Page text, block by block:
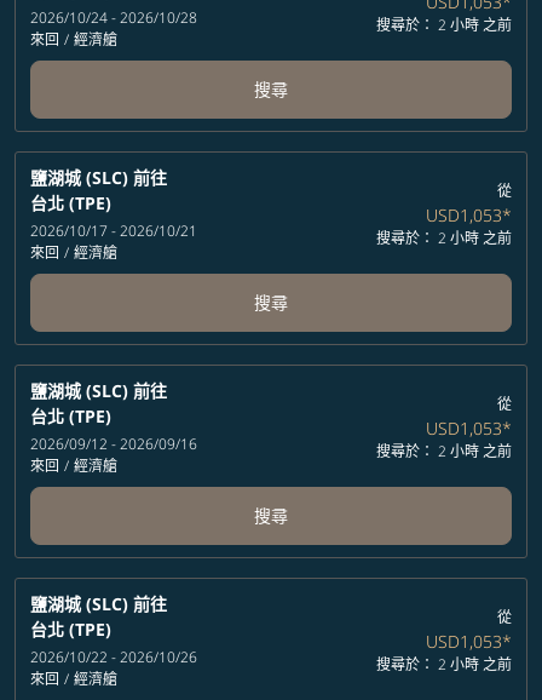
2026/10/24 - 2026/10/28
來回 / 經濟艙
搜尋於： 2 小時 之前
搜尋
鹽湖城 (SLC) 前往
台北 (TPE)
2026/10/17 - 2026/10/21
來回 / 經濟艙
從
USD1,053*
搜尋於： 2 小時 之前
搜尋
鹽湖城 (SLC) 前往
台北 (TPE)
2026/09/12 - 2026/09/16
來回 / 經濟艙
從
USD1,053*
搜尋於： 2 小時 之前
搜尋
鹽湖城 (SLC) 前往
台北 (TPE)
2026/10/22 - 2026/10/26
來回 / 經濟艙
從
USD1,053*
搜尋於： 2 小時 之前